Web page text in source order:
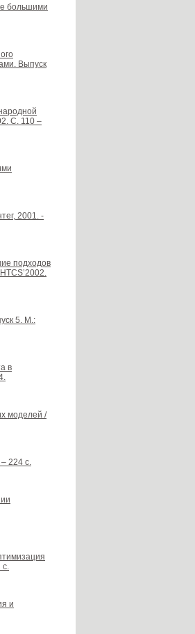
большими
Выпуск
С. 110 –
2001. -
подходов
5. М.:
в
моделей /
224 с.
с.
и